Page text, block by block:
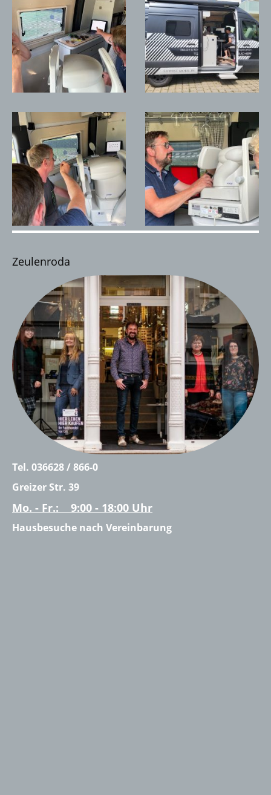
Zeulenroda
Tel. 036628 / 866-0
Greizer Str. 39
Mo. - Fr.: 9:00 - 18:00 Uhr
Hausbesuche nach Vereinbarung